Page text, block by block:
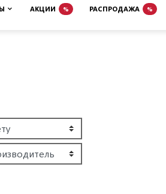
АКЦИИ % РАСПРОДАЖА %